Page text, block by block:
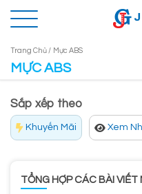
Trang Chủ / Mực ABS
MỰC ABS
Sắp xếp theo
Khuyến Mãi Xem
TỔNG HỢP CÁC BÀI VIẾT